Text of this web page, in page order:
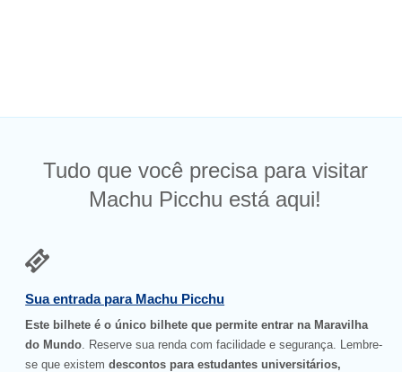
Tudo que você precisa para visitar
Machu Picchu está aqui!
Sua entrada para Machu Picchu
Este bilhete é o único bilhete que permite entrar na Maravilha
do Mundo . Reserve sua renda com facilidade e segurança. Lembre-
se que existemdescontos para estudantes universitários,